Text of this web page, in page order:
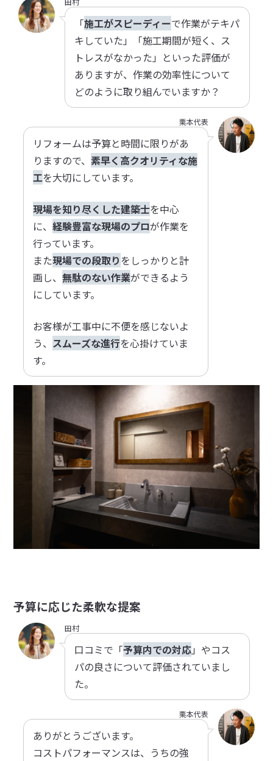
「施工がスピーディーで作業がテキパ
キしていた」「施工期間が短く、ス
トレスがなかった」といった評価が
ありますが、作業の効率性について
どのように取り組んでいますか？
栗本代表
リフォームは予算と時間に限りがあ
りますので、 素早く高クオリティな施
工を大切にしています。
現場を知り尽くした建築士を中心
に、経験豊富な現場のプロが作業を
行っています。
また現場での段取り をしっかりと計
画し、無駄のない作業ができるよう
にしています。
お客様が工事中に不便を感じないよ
う、 スムーズな進行を心掛けていま
す。
予算に応じた柔軟な提案
田村
口コミで「予算内での対応」やコス
パの良さについて評価されていまし
た。
栗本代表
ありがとうございます。
コストパフォーマンスは、うちの強